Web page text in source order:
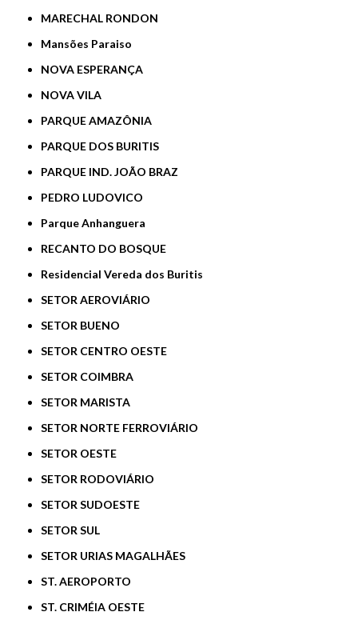
MARECHAL RONDON
Mansões Paraiso
NOVA ESPERANÇA
NOVA VILA
PARQUE AMAZÔNIA
PARQUE DOS BURITIS
PARQUE IND. JOÃO BRAZ
PEDRO LUDOVICO
Parque Anhanguera
RECANTO DO BOSQUE
Residencial Vereda dos Buritis
SETOR AEROVIÁRIO
SETOR BUENO
SETOR CENTRO OESTE
SETOR COIMBRA
SETOR MARISTA
SETOR NORTE FERROVIÁRIO
SETOR OESTE
SETOR RODOVIÁRIO
SETOR SUDOESTE
SETOR SUL
SETOR URIAS MAGALHÃES
ST. AEROPORTO
ST. CRIMÉIA OESTE